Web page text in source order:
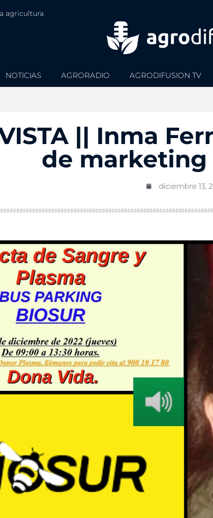
agricultura
NOTICIAS AGRORADIO AGRODIFUSION TV
|| Inma
de marketing
diciembre 13,